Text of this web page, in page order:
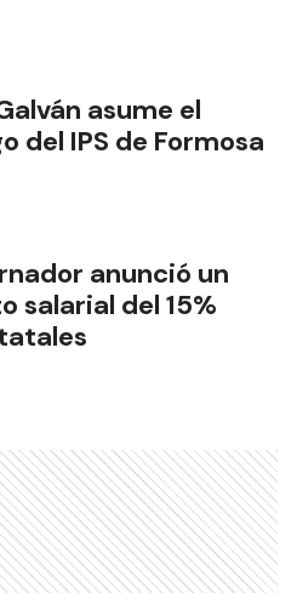
asume el
del IPS de Formosa
anunció un
salarial del 15%